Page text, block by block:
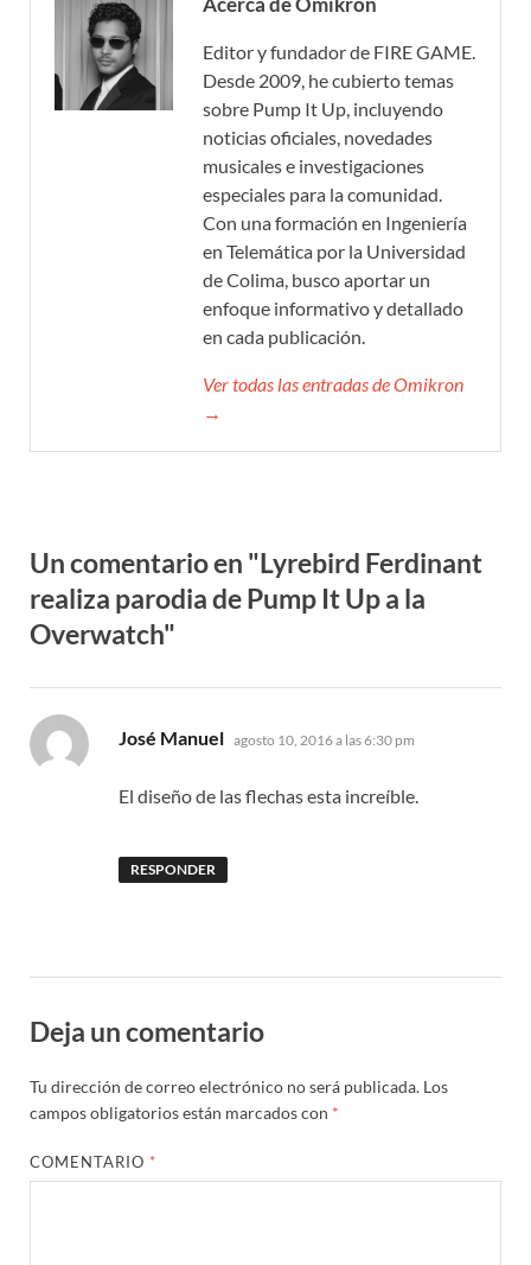
Editor y fundador de FIRE GAME.
Desde 2009, he cubierto temas
sobre Pump It Up, incluyendo
noticias oficiales, novedades
musicales e investigaciones
especiales para la comunidad.
Con una formación en Ingeniería
en Telemática por la Universidad
de Colima, busco aportar un
enfoque informativo y detallado
en cada publicación.
Ver todas las entradas de Omikron
→
Un comentario en "Lyrebird Ferdinant
realiza parodia de Pump It Up a la
Overwatch"
José Manuel dice:
agosto 10, 2016 a las 6:30 pm
El diseño de las flechas esta increíble.
RESPONDER
Deja un comentario
Tu dirección de correo electrónico no será publicada. Los
campos obligatorios están marcados con *
COMENTARIO *